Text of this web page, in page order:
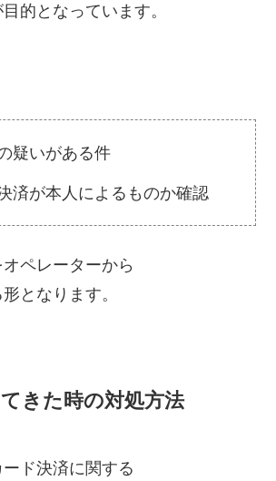
的となっています。
疑いがある件
済が本人によるものか確認
ペレーターから
となります。
きた時の対処方法
ド決済に関する